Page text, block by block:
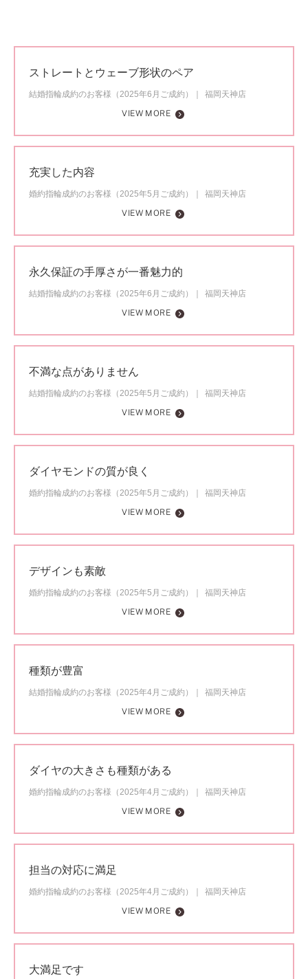
ストレートとウェーブ形状のペア
結婚指輪成約のお客様（2025年6月ご成約）
福岡天神店
VIEW MORE
充実した内容
婚約指輪成約のお客様（2025年5月ご成約）
福岡天神店
VIEW MORE
永久保証の手厚さが一番魅力的
結婚指輪成約のお客様（2025年6月ご成約）
福岡天神店
VIEW MORE
不満な点がありません
結婚指輪成約のお客様（2025年5月ご成約）
福岡天神店
VIEW MORE
ダイヤモンドの質が良く
婚約指輪成約のお客様（2025年5月ご成約）
福岡天神店
VIEW MORE
デザインも素敵
婚約指輪成約のお客様（2025年5月ご成約）
福岡天神店
VIEW MORE
種類が豊富
結婚指輪成約のお客様（2025年4月ご成約）
福岡天神店
VIEW MORE
ダイヤの大きさも種類がある
婚約指輪成約のお客様（2025年4月ご成約）
福岡天神店
VIEW MORE
担当の対応に満足
婚約指輪成約のお客様（2025年4月ご成約）
福岡天神店
VIEW MORE
大満足です